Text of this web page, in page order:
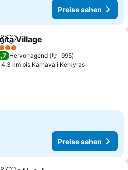
Preise sehen
Zu Favoriten hinzufügen
Village
Hervorragend
995
4.3 km bis Karnavali Kerkyras
Preise sehen